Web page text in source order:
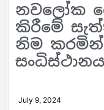
නවලෝක
කිරීමේ
නිම
July 9, 2024